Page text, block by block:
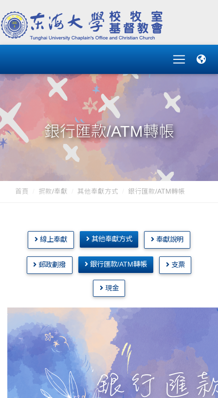
銀行匯款/ATM轉帳
首頁 捐款/奉獻 其他奉獻方式 銀行匯款/ATM轉帳
線上奉獻 其他奉獻方式 奉獻說明
郵政劃撥 銀行匯款/ATM轉帳 支票
現金